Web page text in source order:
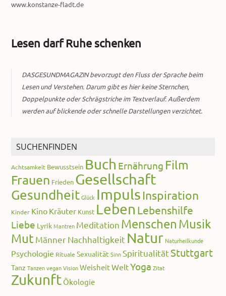
www.konstanze-fladt.de
Lesen darf Ruhe schenken
DASGESUNDMAGAZIN bevorzugt den Fluss der Sprache beim
Lesen und Verstehen. Darum gibt es hier keine Sternchen,
Doppelpunkte oder Schrägstriche im Textverlauf. Außerdem
werden auf blickende oder schnelle Darstellungen verzichtet.
SUCHENFINDEN
Achtsamkeit Bewusstsein Buch Ernährung Film
Frauen Frieden Gesellschaft
Gesundheit Glück Impuls Inspiration
Kinder Kino Kräuter Kunst Leben Lebenshilfe
Liebe Lyrik Mantren Meditation Menschen Musik
Mut MännerNachhaltigkeit Natur Naturheilkunde
Psychologie Rituale Sexualität Sinn SpiritualitätStuttgart
Tanz Tanzen vegan Vision WeisheitWeltYoga Zitat
Zukunft Ökologie